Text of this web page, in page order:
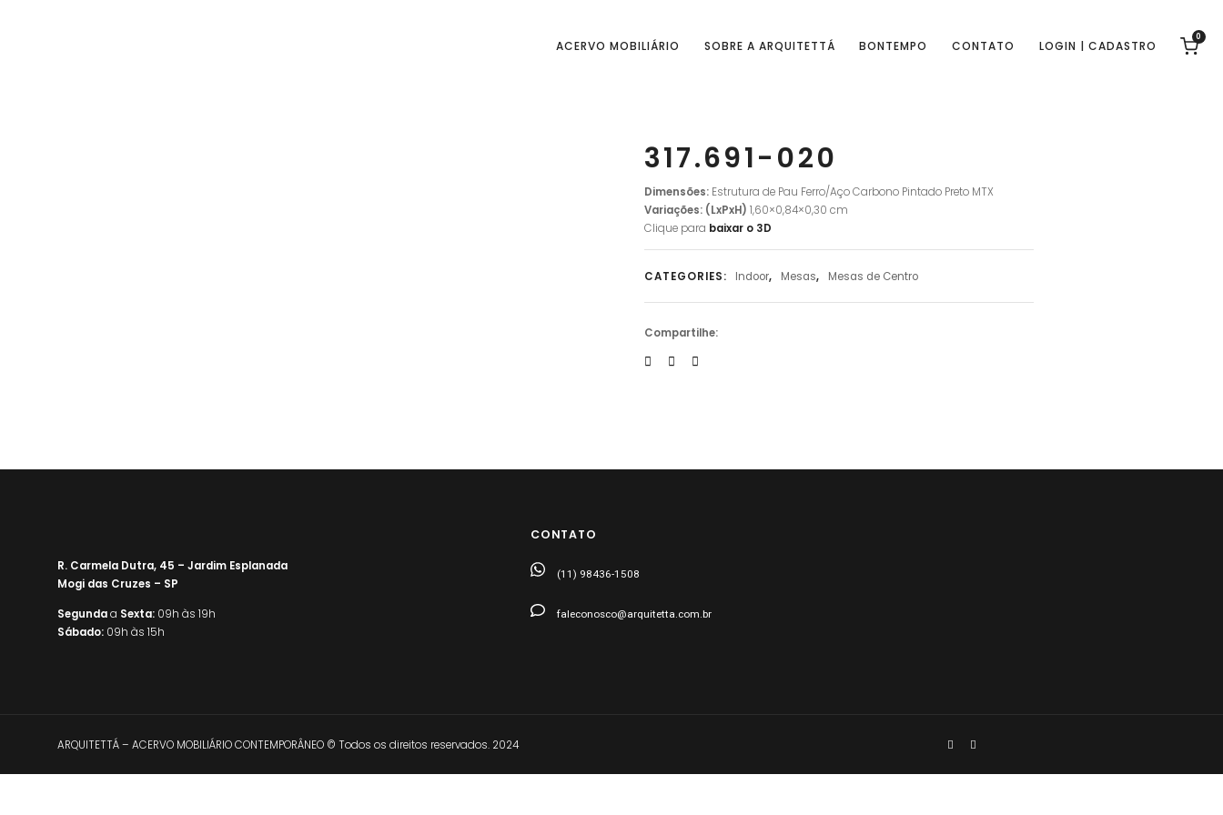
ACERVO MOBILIÁRIO SOBRE A ARQUITETTÁ BONTEMPO CONTATO LOGIN | CADASTRO
0
317.691-020
Dimensões: Estrutura de Pau Ferro/Aço Carbono Pintado Preto MTX
Variações: (LxPxH) 1,60×0,84×0,30 cm
Clique para baixar o 3D
CATEGORIES: Indoor, Mesas, Mesas de Centro
Compartilhe:
R. Carmela Dutra, 45 – Jardim Esplanada
Mogi das Cruzes – SP
Segundaa Sexta:09h às 19h
Sábado:09h às 15h
CONTATO
(11) 98436-1508
faleconosco@arquitetta.com.br
ARQUITETTÁ – ACERVO MOBILIÁRIO CONTEMPORÂNEO © Todos os direitos reservados. 2024